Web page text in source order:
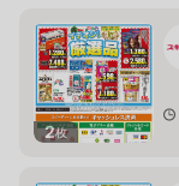
2枚